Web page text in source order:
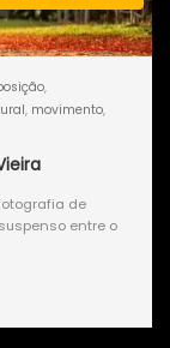
,
, movimento,
de
entre o